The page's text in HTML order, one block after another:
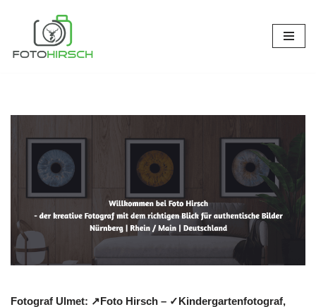
Inhalt
Fotograf Ulmet: ↗️Foto Hirsch – ✓Kindergartenfotograf,